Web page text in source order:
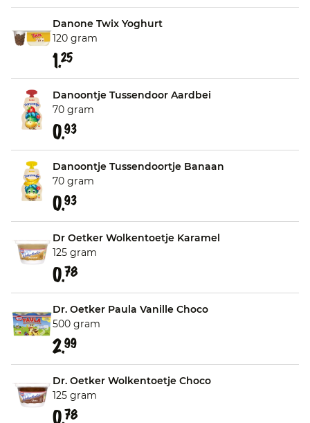
Danone Twix Yoghurt
120 gram
1.25
Danoontje Tussendoor Aardbei
70 gram
0.93
Danoontje Tussendoortje Banaan
70 gram
0.93
Dr Oetker Wolkentoetje Karamel
125 gram
0.78
Dr. Oetker Paula Vanille Choco
500 gram
2.99
Dr. Oetker Wolkentoetje Choco
125 gram
0.78